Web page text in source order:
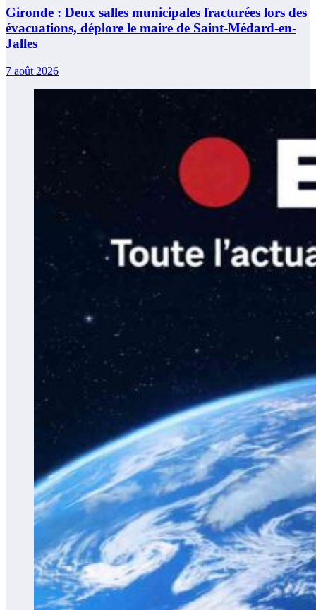
Gironde : Deux salles municipales fracturées lors des
évacuations, déplore le maire de Saint-Médard-en-
Jalles
7 août 2026